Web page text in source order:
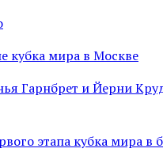
кубка мира в Москве
Гарнбрет и Йерни
этапа кубка мира в